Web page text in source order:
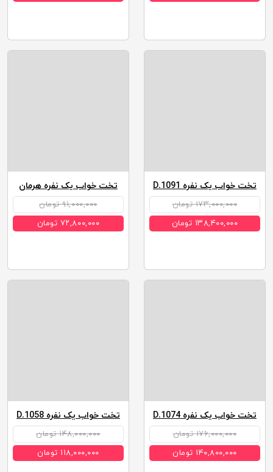
تخت خواب یک نفره D.1058
۱۴۸,۰۰۰,۰۰۰ تومان
۱۱۸,۰۰۰,۰۰۰ تومان
تخت خواب یک نفره D.1074
۱۷۶,۰۰۰,۰۰۰ تومان
۱۴۰,۸۰۰,۰۰۰ تومان
تخت خواب یک نفره هرمان
۹۱,۰۰۰,۰۰۰ تومان
۷۲,۸۰۰,۰۰۰ تومان
تخت خواب یک نفره D.1091
۱۷۳,۰۰۰,۰۰۰ تومان
۱۳۸,۴۰۰,۰۰۰ تومان